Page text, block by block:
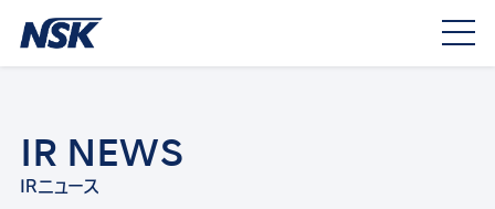
IR NEWS
IRニュース